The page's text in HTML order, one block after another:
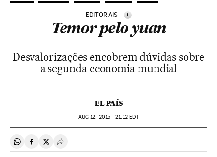
EDITORIAIS i
Temor pelo yuan
Desvalorizações encobrem dúvidas sobre
a segunda economia mundial
EL PAÍS
AUG 12, 2015 - 21:12EDT
Compartir en Whatsapp
Compartir en Facebook
Compartir en Twitter
Desplegar Redes Sociales